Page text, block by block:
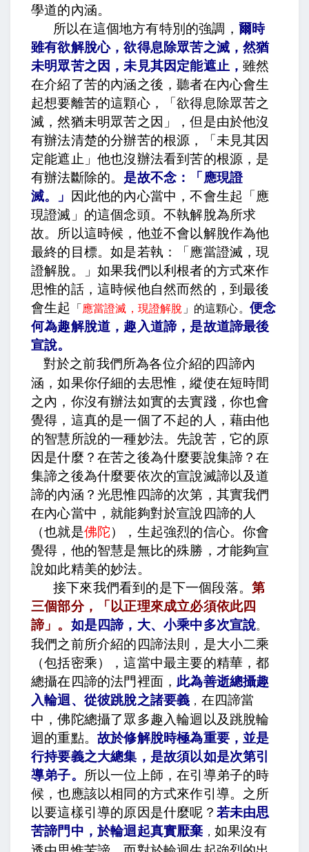
學道的內涵。
所以在這個地方有特別的強調， 爾時
雖有欲解脫心，欲得息除眾苦之滅，然猶
未明眾苦之因，未見其因定能遮止 ，雖然
在介紹了苦的內涵之後，聽者在內心會生
起想要離苦的這顆心，「欲得息除眾苦之
滅，然猶未明眾苦之因」，但是由於他沒
有辦法清楚的分辦苦的根源，「未見其因
定能遮止」他也沒辦法看到苦的根源，是
有辦法斷除的。 是故不念：「應現證
滅。」
因此他的內心當中，不會生起「應
現證滅」的這個念頭。不執解脫為所求
故。所以這時候，他並不會以解脫作為他
最終的目標。如是若執：「應當證滅，現
證解脫。」如果我們以利根者的方式來作
思惟的話，這時候他自然而然的，到最後
會生起
「 應當證滅，現證解脫 」的這顆心。 便念
何為趣解脫道，趣入道諦，是故道諦最後
宣說。
對於之前我們所為各位介紹的四諦內
涵，如果你仔細的去思惟，縱使在短時間
之內，你沒有辦法如實的去實踐，你也會
覺得，這真的是一個了不起的人，藉由他
的智慧所說的一種妙法。先說苦，它的原
因是什麼？在苦之後為什麼要說集諦？在
集諦之後為什麼要依次的宣說滅諦以及道
諦的內涵？光思惟四諦的次第，其實我們
在內心當中，就能夠對於宣說四諦的人
（也就是佛陀），生起強烈的信心。你會
覺得，他的智慧是無比的殊勝，才能夠宣
說如此精美的妙法。
接下來我們看到的是下一個段落。 第
三個部分，「以正理來成立必須依此四
諦」。 如是四諦，大、小乘中多次宣說。
我們之前所介紹的四諦法則，是大小二乘
（包括密乘），這當中最主要的精華，都
總攝在四諦的法門裡面， 此為善逝總攝趣
入輪迴、從彼跳脫之諸要義 ， 在四諦當
中，佛陀總攝了眾多趣入輪迴以及跳脫輪
迴的重點。 故於修解脫時極為重要，並是
行持要義之大總集，是故須以如是次第引
導弟子。
所以一位上師，在引導弟子的時
候，也應該以相同的方式來作引導。之所
以要這樣引導的原因是什麼呢？ 若未由思
苦諦門中，於輪迴起真實厭棄 ， 如果沒有